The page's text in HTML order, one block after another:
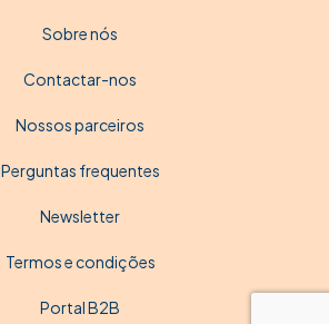
Sobre nós
Contactar-nos
Nossos parceiros
Perguntas frequentes
Newsletter
Termos e condições
Portal B2B